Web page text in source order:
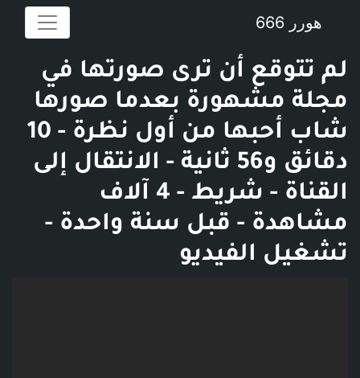
هورر 666
لم تتوقع أن ترى صورتها في
مجلة مشهورة بعدما صورها
شاب أحبها من أول نظرة - 10
دقائق و56 ثانية - الانتقال إلى
القناة - شريط - 4 آلاف
مشاهدة - قبل سنة واحدة -
تشغيل الفيديو